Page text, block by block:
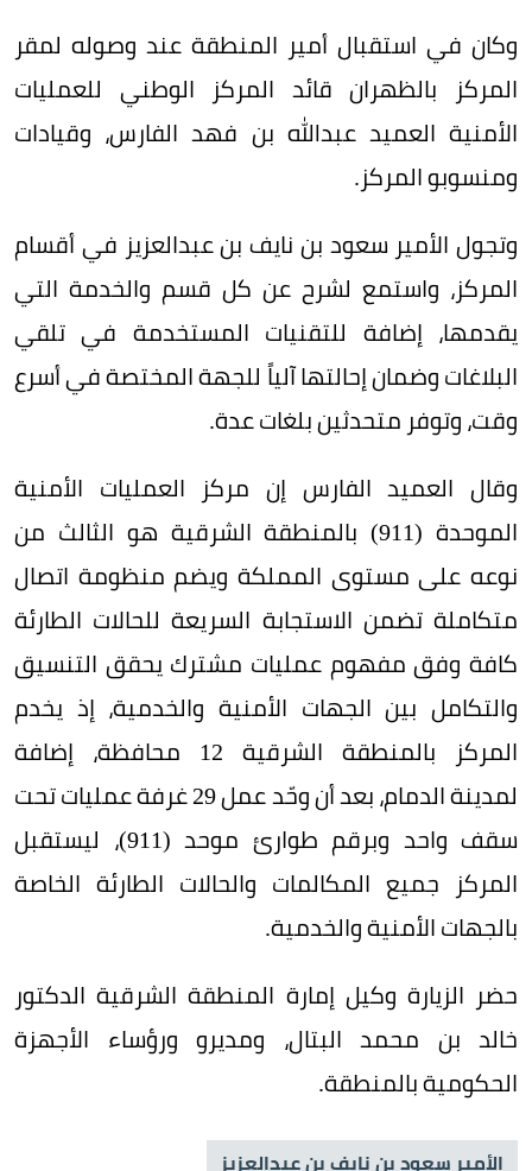
وكان في استقبال أمير المنطقة عند وصوله لمقر
المركز بالظهران قائد المركز الوطني للعمليات
الأمنية العميد عبدالله بن فهد الفارس، وقيادات
ومنسوبو المركز.
وتجول الأمير سعود بن نايف بن عبدالعزيز في أقسام
المركز، واستمع لشرح عن كل قسم والخدمة التي
يقدمها، إضافة للتقنيات المستخدمة في تلقي
البلاغات وضمان إحالتها آلياً للجهة المختصة في أسرع
وقت، وتوفر متحدثين بلغات عدة.
وقال العميد الفارس إن مركز العمليات الأمنية
الموحدة (911) بالمنطقة الشرقية هو الثالث من
نوعه على مستوى المملكة ويضم منظومة اتصال
متكاملة تضمن الاستجابة السريعة للحالات الطارئة
كافة وفق مفهوم عمليات مشترك يحقق التنسيق
والتكامل بين الجهات الأمنية والخدمية، إذ يخدم
المركز بالمنطقة الشرقية 12 محافظة، إضافة
لمدينة الدمام، بعد أن وحّد عمل 29 غرفة عمليات تحت
سقف واحد وبرقم طوارئ موحد (911)، ليستقبل
المركز جميع المكالمات والحالات الطارئة الخاصة
بالجهات الأمنية والخدمية.
حضر الزيارة وكيل إمارة المنطقة الشرقية الدكتور
خالد بن محمد البتال، ومديرو ورؤساء الأجهزة
الحكومية بالمنطقة.
الأمير سعود بن نايف بن عبدالعزيز